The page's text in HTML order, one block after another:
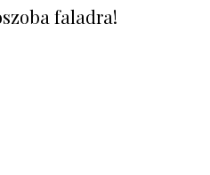
faladra!